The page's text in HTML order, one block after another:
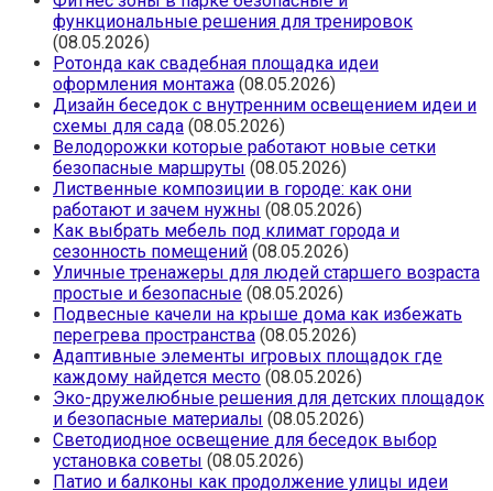
функциональные решения для тренировок
(08.05.2026)
Ротонда как свадебная площадка идеи
оформления монтажа (08.05.2026)
Дизайн беседок с внутренним освещением идеи и
схемы для сада (08.05.2026)
Велодорожки которые работают новые сетки
безопасные маршруты (08.05.2026)
Лиственные композиции в городе: как они
работают и зачем нужны (08.05.2026)
Как выбрать мебель под климат города и
сезонность помещений (08.05.2026)
Уличные тренажеры для людей старшего возраста
простые и безопасные (08.05.2026)
Подвесные качели на крыше дома как избежать
перегрева пространства (08.05.2026)
Адаптивные элементы игровых площадок где
каждому найдется место (08.05.2026)
Эко-дружелюбные решения для детских площадок
и безопасные материалы (08.05.2026)
Светодиодное освещение для беседок выбор
установка советы (08.05.2026)
Патио и балконы как продолжение улицы идеи